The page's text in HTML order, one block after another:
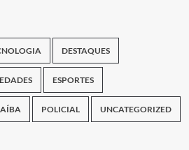
DESTAQUES
ESPORTES
POLICIAL UNCATEGORIZED